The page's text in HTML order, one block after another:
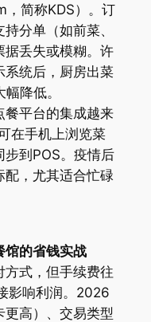
简称KDS）。订
分单（如前菜、
据丢失或模糊。许
系统后，厨房出菜
降低。
餐平台的集成越来
在手机上浏览菜
到POS。疫情后
配，尤其适合忙碌
馆的省钱实战
式，但手续费往
影响利润。2026
高）、交易类型